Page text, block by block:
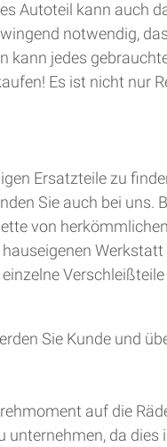
Autoteil kann auch
notwendig,
jedes
Es ist nicht nur
Ersatzteile zu
Sie auch bei uns.
von
Sie Kunde und
auf die
da